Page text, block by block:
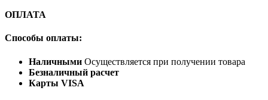
ОПЛАТА
Способы оплаты:
Наличными Осуществляется при получении товара
Безналичный расчет
Карты VISA